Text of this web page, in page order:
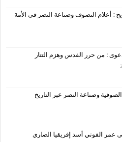
: أعلام التصوف وصناعة النصر فى الأمة
: من حرر القدس وهزم التتار
وصناعة النصر عبر التاريخ
عمر الفوتي أسد إفريقيا الضاري